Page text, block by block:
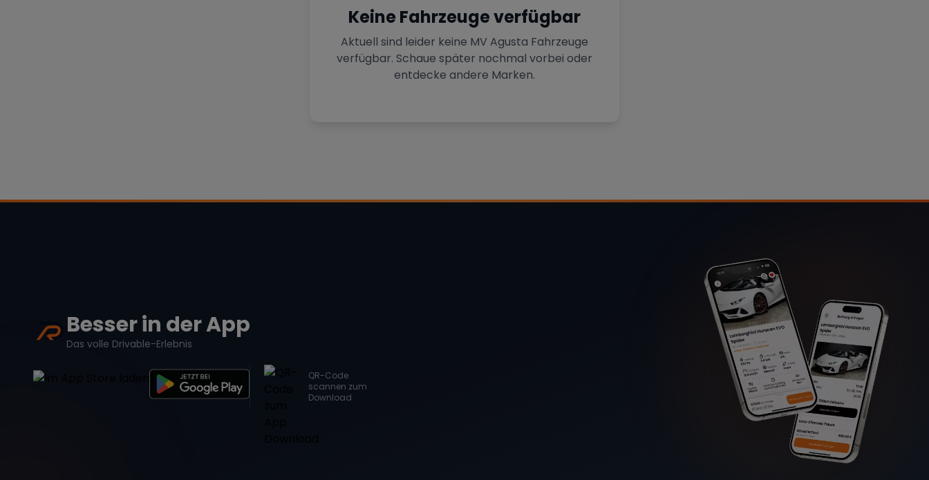
Keine Fahrzeuge verfügbar
Aktuell sind leider keine MV Agusta Fahrzeuge
verfügbar. Schaue später nochmal vorbei oder
entdecke andere Marken.
Besser in der App
Das volle Drivable-Erlebnis
QR-Code
scannen zum
Download